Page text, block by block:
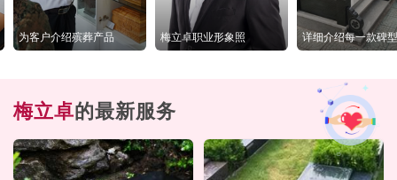
为客户介绍殡葬产品 梅立卓职业形象照 详细介绍每一款碑型
梅立卓的最新服务